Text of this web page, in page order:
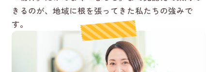
きるのが、地域に根を張ってきた私たちの強みで
す。